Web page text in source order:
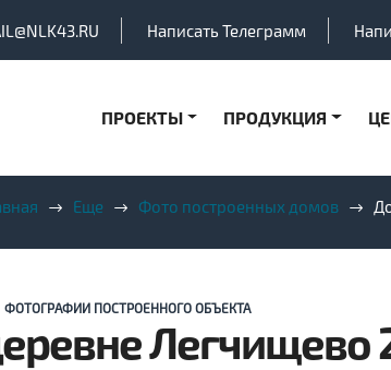
Написать Телеграмм
ПРОЕКТЫ ПРОДУКЦИЯ
Еще Фото построенных домов
ФОТОГРАФИИ ПОСТРОЕННОГО ОБЪЕКТА
Легчищево